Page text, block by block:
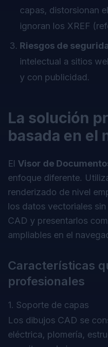
capas, distorsionan
ignoran los XREF
Riesgos de
intelectual a sitios
y con publicidad.
La solución
basada en el
El Visor de
enfoque diferente.
renderizado de nivel
los datos vectoriales
CAD y presentarlos
ampliables en el
Características
profesionales
1. Soporte de capas
Los dibujos CAD se
eléctrica, plomería,